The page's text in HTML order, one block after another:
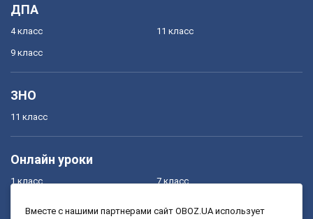
ДПА
4 класс
9 класс
11 класс
ЗНО
11 класс
Онлайн уроки
1 класс 7 класс
Вместе с нашими партнерами сайт OBOZ.UA использует